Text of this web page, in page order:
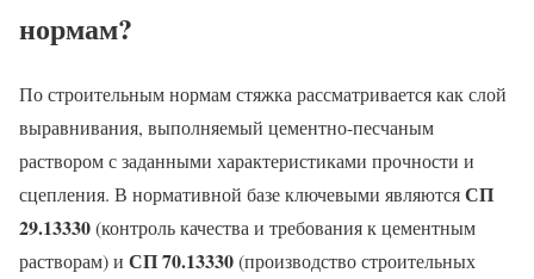
нормам?
По строительным нормам стяжка рассматривается как слой
выравнивания, выполняемый цементно-песчаным
раствором с заданными характеристиками прочности и
сцепления. В нормативной базе ключевыми являютсяСП
29.13330(контроль качества и требования к цементным
растворам) и СП 70.13330(производство строительных